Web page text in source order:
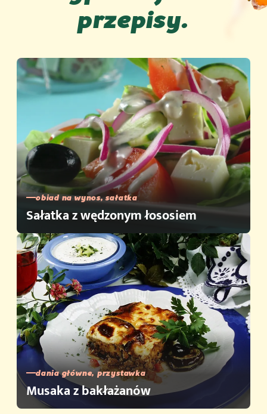
przepisy.
obiad na wynos, sałatka
Sałatka z wędzonym łososiem
dania główne, przystawka
Musaka z bakłażanów